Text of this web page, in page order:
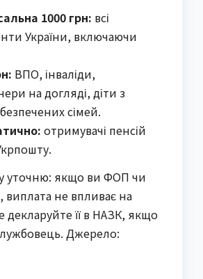
1000 грн: всі
України, включаючи
ВПО, інваліди,
на догляді, діти з
сімей.
отримувачі пенсій
уточню: якщо ви ФОП чи
не впливає на
декларуйте її в НАЗК, якщо
Джерело: